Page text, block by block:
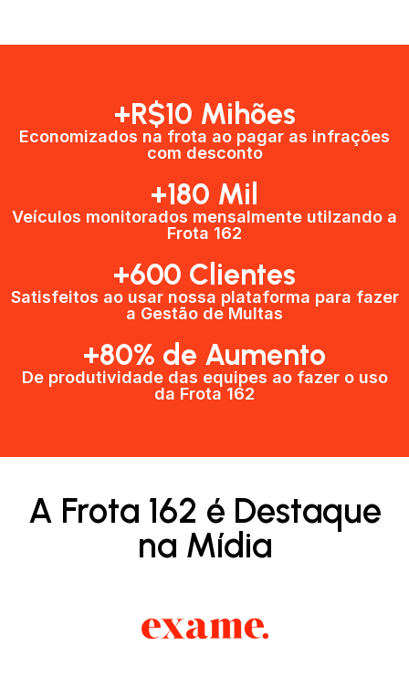
+R$10 Mihões
Economizados na frota ao pagar as infrações
com desconto
+180 Mil
Veículos monitorados mensalmente utilzando a
Frota 162
+600 Clientes​
Satisfeitos ao usar nossa plataforma para fazer
a Gestão de Multas​
+80% de Aumento
De produtividade das equipes ao fazer o uso
da Frota 162​
A Frota 162 é Destaque
na Mídia